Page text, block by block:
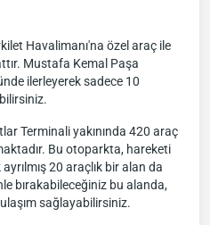
Havalimanı'na özel araç ile
Mustafa Kemal Paşa
ilerleyerek sadece 10
Terminali yakınında 420 araç
Bu otoparkta, hareketi
20 araçlık bir alan da
bırakabileceğiniz bu alanda,
sağlayabilirsiniz.